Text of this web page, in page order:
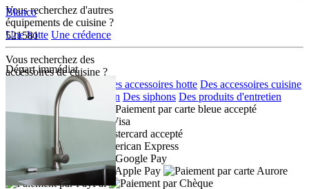
Blanco
521581
Départ immédiat
Vous recherchez d'autres
équipements de cuisine ?
Une hotte Une crédence
Vous recherchez des
accéssoires de cuisine ?
Des accessoires eviers
Des accessoires hotte Des accessoires cuisine
Des distributeurs de savon Des siphons Des produits d'entretien
Moyens de paiement :